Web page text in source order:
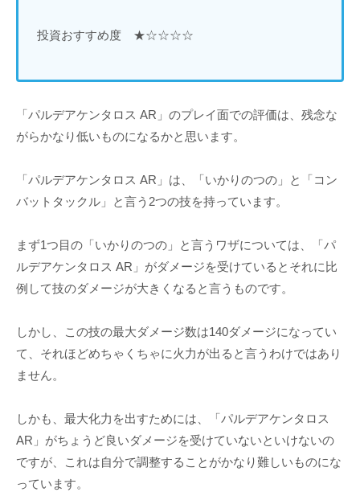
投資おすすめ度 ★☆☆☆☆
「パルデアケンタロス AR」のプレイ面での評価は、残念な
がらかなり低いものになるかと思います。
「パルデアケンタロス AR」は、「いかりのつの」と「コン
バットタックル」と言う2つの技を持っています。
まず1つ目の「いかりのつの」と言うワザについては、「パ
ルデアケンタロス AR」がダメージを受けているとそれに比
例して技のダメージが大きくなると言うものです。
しかし、この技の最大ダメージ数は140ダメージになってい
て、それほどめちゃくちゃに火力が出ると言うわけではあり
ません。
しかも、最大化力を出すためには、「パルデアケンタロス
AR」がちょうど良いダメージを受けていないといけないの
ですが、これは自分で調整することがかなり難しいものにな
っています。